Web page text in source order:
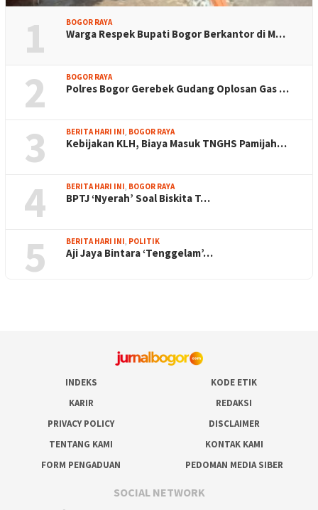
1 BOGOR RAYA
Warga Respek Bupati Bogor Berkantor di M…
2 BOGOR RAYA
Polres Bogor Gerebek Gudang Oplosan Gas …
3 BERITA HARI INI BOGOR RAYA
Kebijakan KLH, Biaya Masuk TNGHS Pamijah…
4 BERITA HARI INI BOGOR RAYA
BPTJ ‘Nyerah’ Soal Biskita T…
5 BERITA HARI INI POLITIK
Aji Jaya Bintara ‘Tenggelam’…
INDEKS
KODE ETIK
KARIR
REDAKSI
PRIVACY POLICY
DISCLAIMER
TENTANG KAMI
KONTAK KAMI
FORM PENGADUAN
PEDOMAN MEDIA SIBER
SOCIAL NETWORK